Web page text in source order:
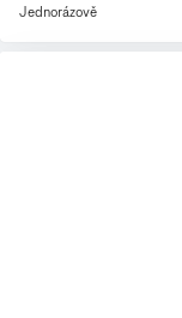
Jednorázově